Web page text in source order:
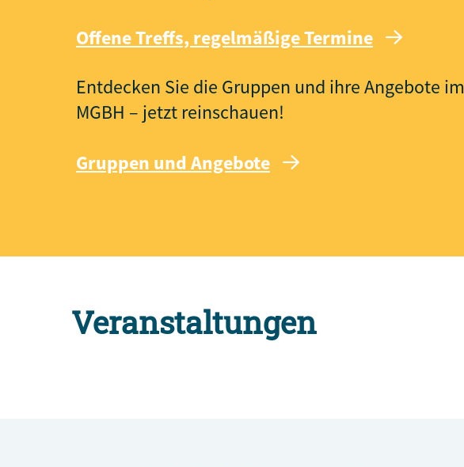
Offene Treffs, regelmäßige Termine
Entdecken Sie die Gruppen und ihre Angebote im
MGBH – jetzt reinschauen!
Gruppen und Angebote
Veranstaltungen